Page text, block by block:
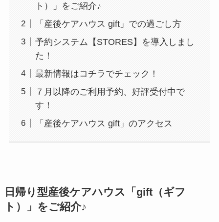
ト）」をご紹介♪
「産後ケアハウス gift」での過ごし方
予約システム【STORES】を導入しまし
た！
最新情報はコチラでチェック！
７月以降のご利用予約、好評受付中で
す！
「産後ケアハウス gift」のアクセス
日帰り型産後ケアハウス「gift（ギフ
ト）」をご紹介♪